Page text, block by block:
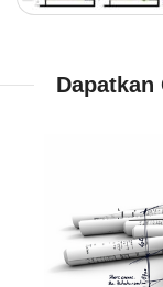
Dapatkan